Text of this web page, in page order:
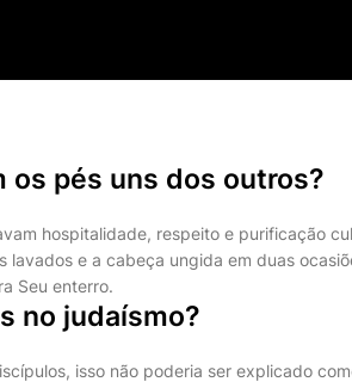
os pés uns dos outros?
hospitalidade, respeito e purificação
e a cabeça ungida em duas
Seu enterro.
no judaísmo?
isso não poderia ser explicado